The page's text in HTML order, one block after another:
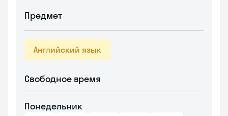
Предмет
Английский язык
Свободное время
Понедельник